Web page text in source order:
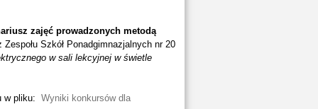
zajęć prowadzonych metodą
Szkół Ponadgimnazjalnych nr 20
w sali lekcyjnej w świetle
w pliku: Wyniki konkursów dla